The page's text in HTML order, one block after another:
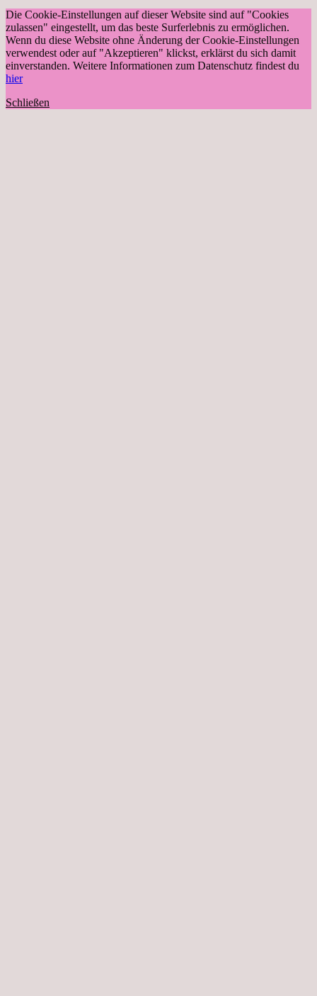
Die Cookie-Einstellungen auf dieser Website sind auf "Cookies
zulassen" eingestellt, um das beste Surferlebnis zu ermöglichen.
Wenn du diese Website ohne Änderung der Cookie-Einstellungen
verwendest oder auf "Akzeptieren" klickst, erklärst du sich damit
einverstanden. Weitere Informationen zum Datenschutz findest du
hier
Schließen